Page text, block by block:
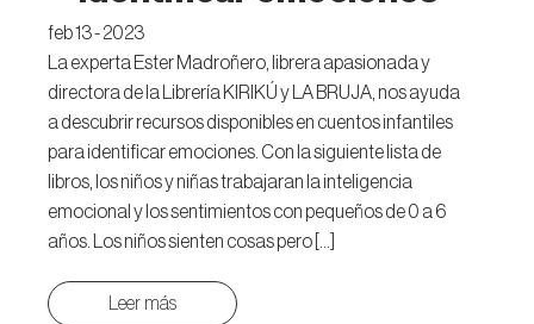
feb 13 - 2023
La experta Ester Madroñero, librera apasionada y
directora de la Librería KIRIKÚ y LA BRUJA, nos ayuda
a descubrir recursos disponibles en cuentos infantiles
para identificar emociones. Con la siguiente lista de
libros, los niños y niñas trabajaran la inteligencia
emocional y los sentimientos con pequeños de 0 a 6
años. Los niños sienten cosas pero […]
Leer más